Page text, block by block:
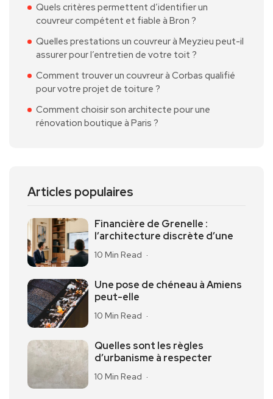
Quels critères permettent d’identifier un
couvreur compétent et fiable à Bron ?
Quelles prestations un couvreur à Meyzieu peut-il
assurer pour l’entretien de votre toit ?
Comment trouver un couvreur à Corbas qualifié
pour votre projet de toiture ?
Comment choisir son architecte pour une
rénovation boutique à Paris ?
Articles populaires
Financière de Grenelle :
l’architecture discrète d’une
10 Min Read
Une pose de chéneau à Amiens
peut-elle
10 Min Read
Quelles sont les règles
d’urbanisme à respecter
10 Min Read